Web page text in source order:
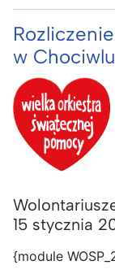
w Chociwlu
15 stycznia
{module